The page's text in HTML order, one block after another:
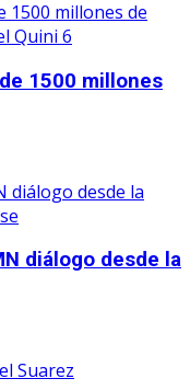
1500 millones
diálogo desde la